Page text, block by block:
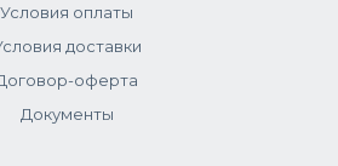
Условия оплаты
доставки
оферта
Документы